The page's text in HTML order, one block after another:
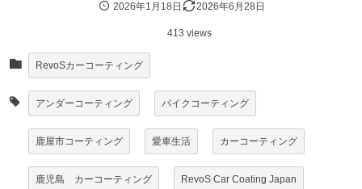
2026年1月18日 2026年6月28日
413 views
RevoSカーコーティング
アンダーコーティング バイクコーティング
鹿屋市コーティング 愛車生活 カーコーティング
鹿児島 カーコーティング RevoS Car Coating Japan